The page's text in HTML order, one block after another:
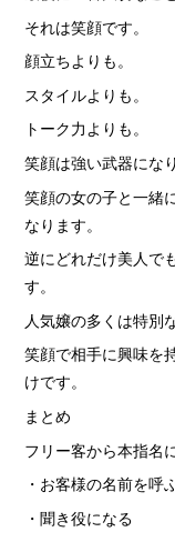
それは笑顔です。
顔立ちよりも。
スタイルよりも。
トーク力よりも。
笑顔は強い武器にな
笑顔の女の子と一緒
なります。
逆にどれだけ美人で
す。
人気嬢の多くは特別
笑顔で相手に興味を
けです。
まとめ
フリー客から本指名
・お客様の名前を呼
・聞き役になる